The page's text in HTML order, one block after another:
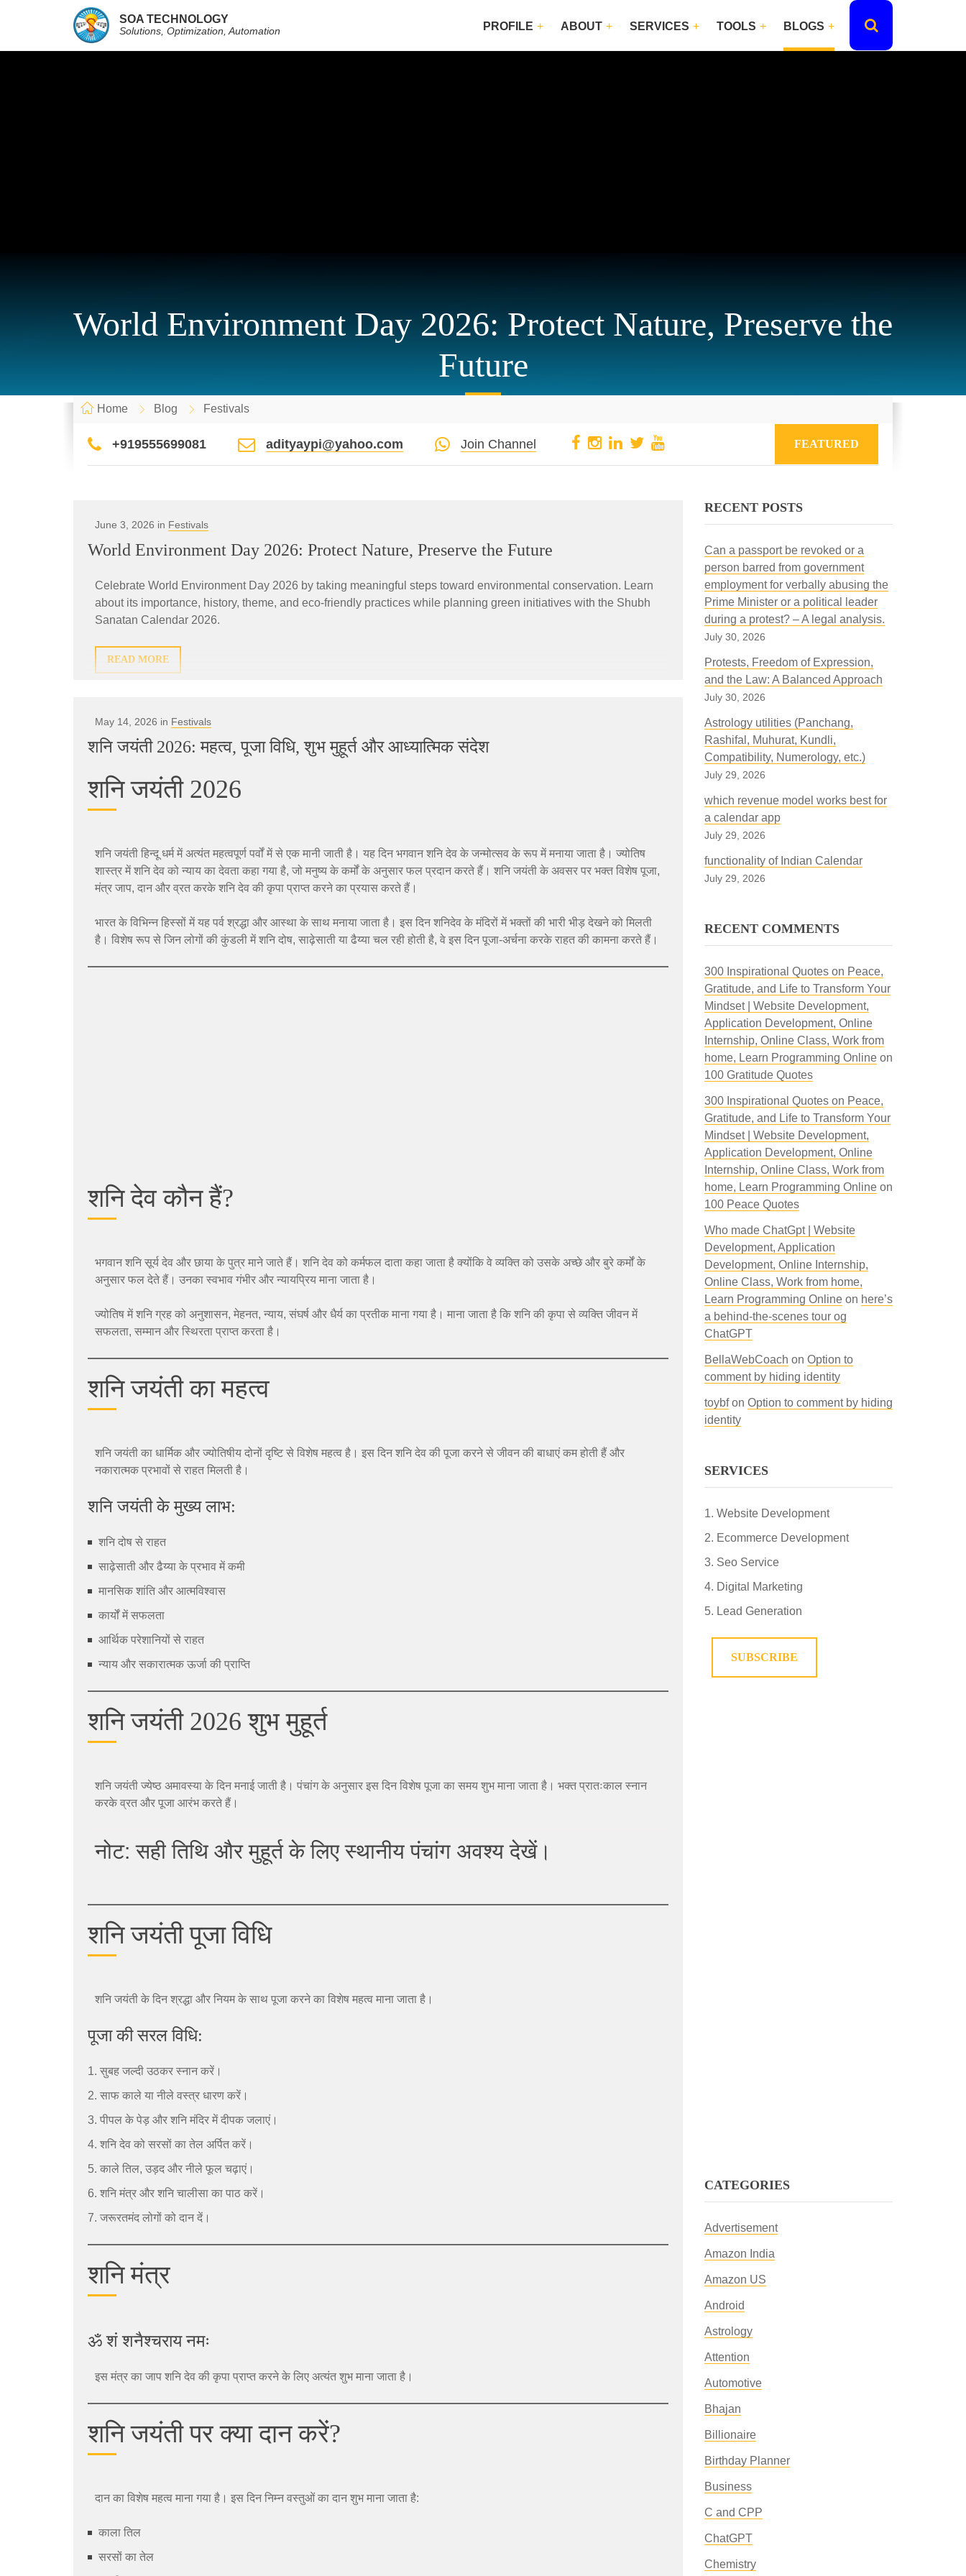
SOA TECHNOLOGY
Solutions, Optimization, Automation PROFILE ABOUT SERVICES TOOLS BLOGS
World Environment Day 2026: Protect Nature, Preserve the
Future
Home Blog Festivals
+919555699081 adityaypi@yahoo.com Join Channel FEATURED
June 3, 2026 in Festivals
World Environment Day 2026: Protect Nature, Preserve the Future
Celebrate World Environment Day 2026 by taking meaningful steps toward environmental conservation. Learn
about its importance, history, theme, and eco-friendly practices while planning green initiatives with the Shubh
Sanatan Calendar 2026.
READ MORE
May 14, 2026 in Festivals
शनि जयंती 2026: महत्व, पूजा विधि, शुभ मुहूर्त और आध्यात्मिक संदेश
शनि जयंती 2026
शनि जयंती हिन्दू धर्म में अत्यंत महत्वपूर्ण पर्वों में से एक मानी जाती है। यह दिन भगवान शनि देव के जन्मोत्सव के रूप में मनाया जाता है। ज्योतिष
शास्त्र में शनि देव को न्याय का देवता कहा गया है, जो मनुष्य के कर्मों के अनुसार फल प्रदान करते हैं। शनि जयंती के अवसर पर भक्त विशेष पूजा,
मंत्र जाप, दान और व्रत करके शनि देव की कृपा प्राप्त करने का प्रयास करते हैं।
भारत के विभिन्न हिस्सों में यह पर्व श्रद्धा और आस्था के साथ मनाया जाता है। इस दिन शनिदेव के मंदिरों में भक्तों की भारी भीड़ देखने को मिलती
है। विशेष रूप से जिन लोगों की कुंडली में शनि दोष, साढ़ेसाती या ढैय्या चल रही होती है, वे इस दिन पूजा-अर्चना करके राहत की कामना करते हैं।
शनि देव कौन हैं?
भगवान शनि सूर्य देव और छाया के पुत्र माने जाते हैं। शनि देव को कर्मफल दाता कहा जाता है क्योंकि वे व्यक्ति को उसके अच्छे और बुरे कर्मों के
अनुसार फल देते हैं। उनका स्वभाव गंभीर और न्यायप्रिय माना जाता है।
ज्योतिष में शनि ग्रह को अनुशासन, मेहनत, न्याय, संघर्ष और धैर्य का प्रतीक माना गया है। माना जाता है कि शनि की कृपा से व्यक्ति जीवन में
सफलता, सम्मान और स्थिरता प्राप्त करता है।
शनि जयंती का महत्व
शनि जयंती का धार्मिक और ज्योतिषीय दोनों दृष्टि से विशेष महत्व है। इस दिन शनि देव की पूजा करने से जीवन की बाधाएं कम होती हैं और
नकारात्मक प्रभावों से राहत मिलती है।
शनि जयंती के मुख्य लाभ:
शनि दोष से राहत
साढ़ेसाती और ढैय्या के प्रभाव में कमी
मानसिक शांति और आत्मविश्वास
कार्यों में सफलता
आर्थिक परेशानियों से राहत
न्याय और सकारात्मक ऊर्जा की प्राप्ति
शनि जयंती 2026 शुभ मुहूर्त
शनि जयंती ज्येष्ठ अमावस्या के दिन मनाई जाती है। पंचांग के अनुसार इस दिन विशेष पूजा का समय शुभ माना जाता है। भक्त प्रातःकाल स्नान
करके व्रत और पूजा आरंभ करते हैं।
नोट: सही तिथि और मुहूर्त के लिए स्थानीय पंचांग अवश्य देखें।
शनि जयंती पूजा विधि
शनि जयंती के दिन श्रद्धा और नियम के साथ पूजा करने का विशेष महत्व माना जाता है।
पूजा की सरल विधि:
सुबह जल्दी उठकर स्नान करें।
साफ काले या नीले वस्त्र धारण करें।
पीपल के पेड़ और शनि मंदिर में दीपक जलाएं।
शनि देव को सरसों का तेल अर्पित करें।
काले तिल, उड़द और नीले फूल चढ़ाएं।
शनि मंत्र और शनि चालीसा का पाठ करें।
जरूरतमंद लोगों को दान दें।
शनि मंत्र
ॐ शं शनैश्चराय नमः
इस मंत्र का जाप शनि देव की कृपा प्राप्त करने के लिए अत्यंत शुभ माना जाता है।
शनि जयंती पर क्या दान करें?
दान का विशेष महत्व माना गया है। इस दिन निम्न वस्तुओं का दान शुभ माना जाता है:
काला तिल
सरसों का तेल
RECENT POSTS
Can a passport be revoked or a
person barred from government
employment for verbally abusing the
Prime Minister or a political leader
during a protest? – A legal analysis.
July 30, 2026
Protests, Freedom of Expression,
and the Law: A Balanced Approach
July 30, 2026
Astrology utilities (Panchang,
Rashifal, Muhurat, Kundli,
Compatibility, Numerology, etc.)
July 29, 2026
which revenue model works best for
a calendar app
July 29, 2026
functionality of Indian Calendar
July 29, 2026
RECENT COMMENTS
300 Inspirational Quotes on Peace,
Gratitude, and Life to Transform Your
Mindset | Website Development,
Application Development, Online
Internship, Online Class, Work from
home, Learn Programming Onlineon
100 Gratitude Quotes
300 Inspirational Quotes on Peace,
Gratitude, and Life to Transform Your
Mindset | Website Development,
Application Development, Online
Internship, Online Class, Work from
home, Learn Programming Onlineon
100 Peace Quotes
Who made ChatGpt | Website
Development, Application
Development, Online Internship,
Online Class, Work from home,
Learn Programming Onlineon here’s
a behind-the-scenes tour og
ChatGPT
BellaWebCoach on Option to
comment by hiding identity
toybfon Option to comment by hiding
identity
SERVICES
Website Development
Ecommerce Development
Seo Service
Digital Marketing
Lead Generation
SUBSCRIBE
CATEGORIES
Advertisement
Amazon India
Amazon US
Android
Astrology
Attention
Automotive
Bhajan
Billionaire
Birthday Planner
Business
C and CPP
ChatGPT
Chemistry